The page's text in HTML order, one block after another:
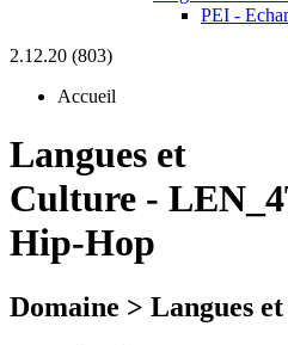
PEI -
2.12.20 (803)
Accueil
Langues et
Culture -
Hip-Hop
Domaine > Langues